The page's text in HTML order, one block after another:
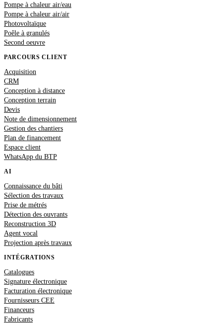
Pompe à chaleur air/eau
Pompe à chaleur air/air
Photovoltaïque
Poêle à granulés
Second oeuvre
PARCOURS CLIENT
Acquisition
CRM
Conception à distance
Conception terrain
Devis
Note de dimensionnement
Gestion des chantiers
Plan de financement
Espace client
WhatsApp du BTP
AI
Connaissance du bâti
Sélection des travaux
Prise de métrés
Détection des ouvrants
Reconstruction 3D
Agent vocal
Projection après travaux
INTÉGRATIONS
Catalogues
Signature électronique
Facturation électronique
Fournisseurs CEE
Financeurs
Fabricants